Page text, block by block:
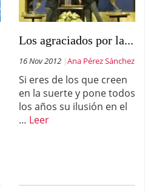
Los agraciados por la...
16 Nov 2012 Ana Pérez Sánchez
Si eres de los que creen
en la suerte y pone todos
los años su ilusión en el
… Leer